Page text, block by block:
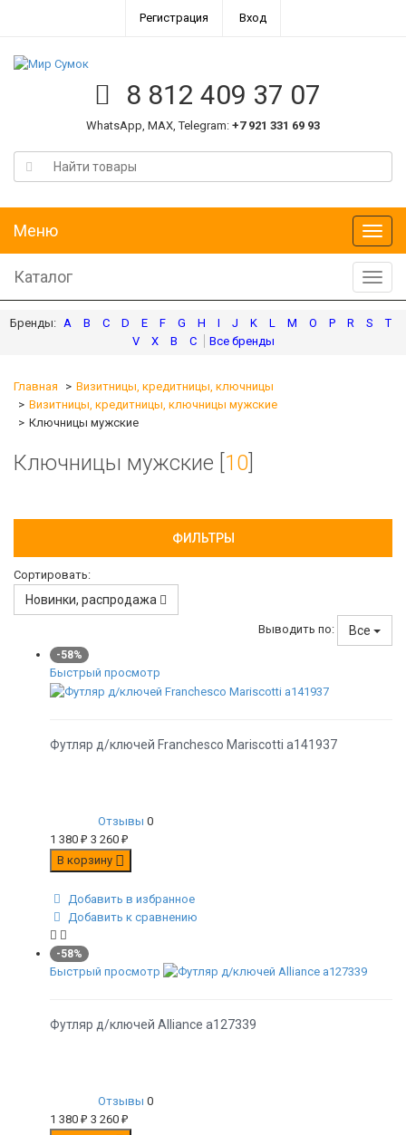
Регистрация Вход
8 812 409 37 07
WhatsApp, MAX, Telegram: +7 921 331 69 93
Меню
Меню
Каталог
A B C D E F G H I J K L M O P R S
T
V
X В С
Главная
Визитницы, кредитницы, ключницы
Визитницы, кредитницы, ключницы мужские
Ключницы мужские
Ключницы мужские [ 10
ФИЛЬТРЫ
Сортировать:
Новинки, распродажа
Выводить по: Все
-58%
Быстрый просмотр
Футляр д/ключей Franchesco Mariscotti а141937
Отзывы 0
1 380 ₽ 3 260 ₽
В корзину
Добавить в избранное
Добавить к сравнению
-58%
Быстрый просмотр
Футляр д/ключей Alliance а127339
Отзывы 0
1 380 ₽ 3 260 ₽